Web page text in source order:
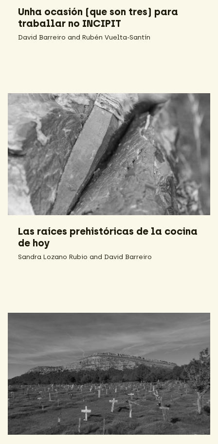
Unha ocasión (que son tres) para
traballar no INCIPIT
David Barreiro and Rubén Vuelta-Santín
Las raíces prehistóricas de la cocina
de hoy
Sandra Lozano Rubio and David Barreiro